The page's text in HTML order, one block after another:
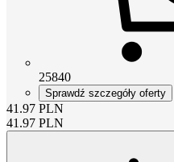
25840
Sprawdź szczegóły oferty
41.97 PLN
41.97 PLN